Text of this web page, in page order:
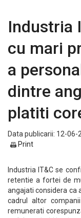
Industria
cu mari
a
dintre
platiti
Data publicarii: 12-06-
Print
Industria IT&C se
retentie a fortei de
angajati considera ca
cadrul altor
remunerati